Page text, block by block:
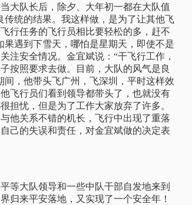
大队长后，除夕、大年初一都在大队值
统的结果。我这样做，是为了让其他飞
行任务的飞行员相比要轻松的多，赶不
果遇到下雪天，哪怕是星期天，即使不是
注安全情况。金宜斌说：“干飞行工作，
按照要求去做。目前，大队的风气是良
，他带头飞广州，飞深圳，平时这样效
飞行员们看到领导都带头了，也就没有
担忧，但是为了工作大家放弃了许多。
他关系不错的机长，飞行中出现了重落
己的失误和责任，对金宜斌做的决定表
等大队领导和一些中队干部自发地来到
归来平安落地，又实现了一个安全年！